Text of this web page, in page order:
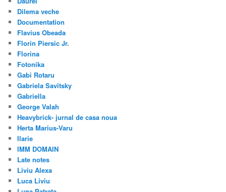
Dilema veche
Documentation
Flavius Obeada
Florin Piersic Jr.
Florina
Fotonika
Gabi Rotaru
Gabriela Savitsky
Gabriella
George Valah
Heavybrick- jurnal de casa noua
Herta Marius-Varu
Ilarie
IMM DOMAIN
Late notes
Liviu Alexa
Luca Liviu